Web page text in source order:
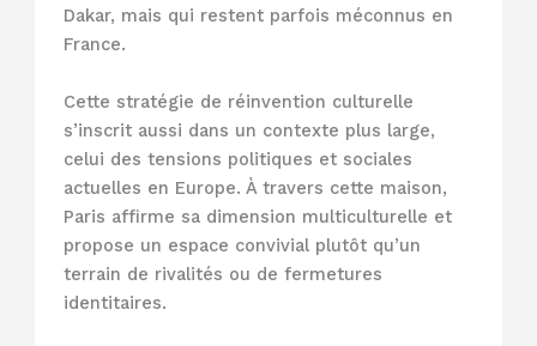
Dakar, mais qui restent parfois méconnus en
France.
Cette stratégie de réinvention culturelle
s’inscrit aussi dans un contexte plus large,
celui des tensions politiques et sociales
actuelles en Europe. À travers cette maison,
Paris affirme sa dimension multiculturelle et
propose un espace convivial plutôt qu’un
terrain de rivalités ou de fermetures
identitaires.